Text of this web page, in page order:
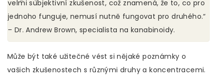
velmi subjektivní zkušenost, což znamená, že to, co pro
jednoho funguje, nemusí nutně fungovat pro druhého.“
– Dr. Andrew Brown, specialista na kanabinoidy.
Může být také užitečné vést si nějaké poznámky o
vašich zkušenostech s různými druhy a koncentracemi.